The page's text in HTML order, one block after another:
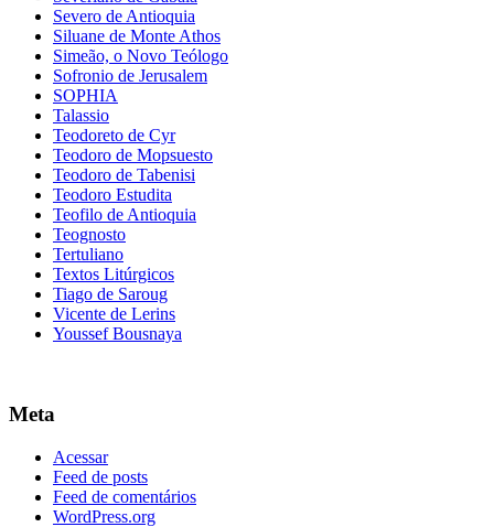
Severo de Antioquia
Siluane de Monte Athos
Simeão, o Novo Teólogo
Sofronio de Jerusalem
SOPHIA
Talassio
Teodoreto de Cyr
Teodoro de Mopsuesto
Teodoro de Tabenisi
Teodoro Estudita
Teofilo de Antioquia
Teognosto
Tertuliano
Textos Litúrgicos
Tiago de Saroug
Vicente de Lerins
Youssef Bousnaya
Meta
Acessar
Feed de posts
Feed de comentários
WordPress.org